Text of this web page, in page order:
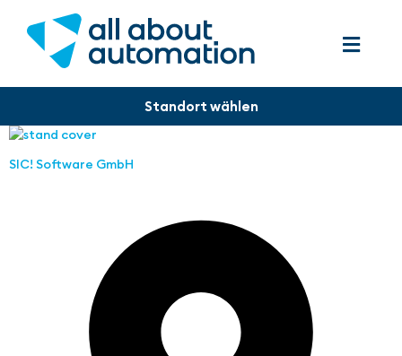
SIC! Software GmbH